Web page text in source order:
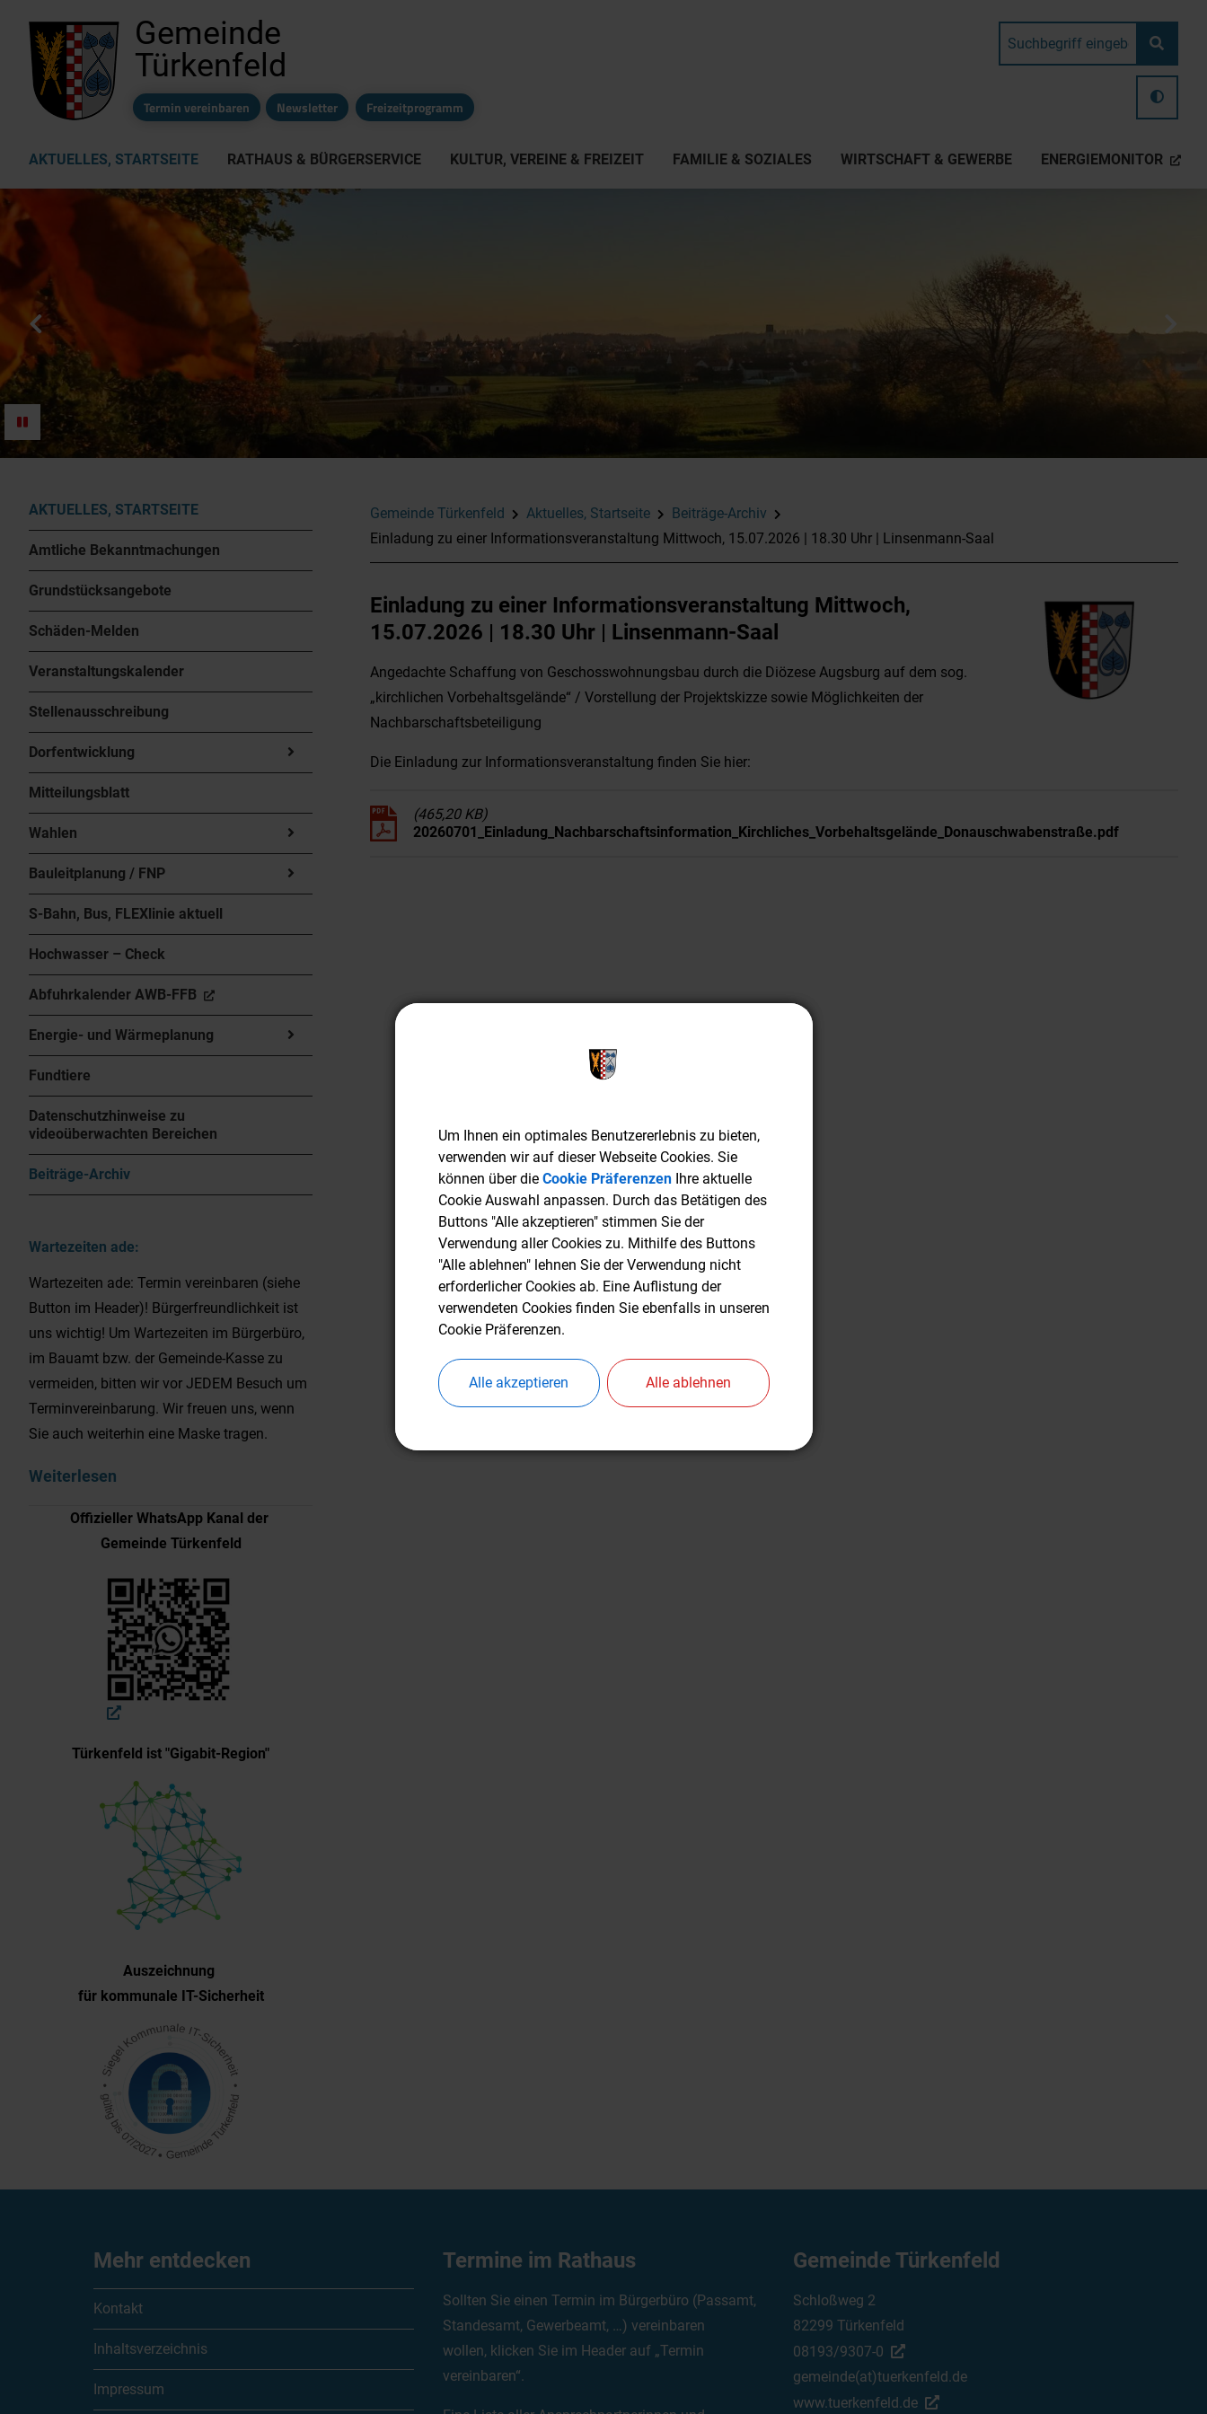
Gemeinde
Türkenfeld
AKTUELLES, STARTSEITE RATHAUS & BÜRGERSERVICE KULTUR, VEREINE & FREIZEIT FAMILIE & SOZIALES WIRTSCHAFT & GEWERBE ENERGIEMONITOR
Termin vereinbaren Newsletter Freizeitprogramm
AKTUELLES, STARTSEITE
Amtliche Bekanntmachungen
Grundstücksangebote
Schäden-Melden
Veranstaltungskalender
Stellenausschreibung
Dorfentwicklung
Mitteilungsblatt
Wahlen
Bauleitplanung / FNP
S-Bahn, Bus, FLEXlinie aktuell
Hochwasser – Check
Abfuhrkalender AWB-FFB
Energie- und Wärmeplanung
Fundtiere
Datenschutzhinweise zu
videoüberwachten Bereichen
Beiträge-Archiv
Wartezeiten ade:
Wartezeiten ade: Termin vereinbaren (siehe
Button im Header)! Bürgerfreundlichkeit ist
uns wichtig! Um Wartezeiten im Bürgerbüro,
im Bauamt bzw. der Gemeinde-Kasse zu
vermeiden, bitten wir vor JEDEM Besuch um
Terminvereinbarung. Wir freuen uns, wenn
Sie auch weiterhin eine Maske tragen.
Weiterlesen
Offizieller WhatsApp Kanal der
Gemeinde Türkenfeld
Türkenfeld ist "Gigabit-Region"
Auszeichnung
für kommunale IT-Sicherheit
Gemeinde Türkenfeld Aktuelles, Startseite
Beiträge-Archiv
Einladung zu einer Informationsveranstaltung Mittwoch, 15.07.2026 | 18.30 Uhr | Linsenmann-Saal
Einladung zu einer Informationsveranstaltung Mittwoch,
15.07.2026 | 18.30 Uhr | Linsenmann-Saal
Angedachte Schaffung von Geschosswohnungsbau durch die Diözese Augsburg auf dem sog.
„kirchlichen Vorbehaltsgelände“ / Vorstellung der Projektskizze sowie Möglichkeiten der
Nachbarschaftsbeteiligung
Die Einladung zur Informationsveranstaltung finden Sie hier:
(465,20 KB)
20260701_Einladung_Nachbarschaftsinformation_Kirchliches_Vorbehaltsgelände_Donauschwabenstraße.pdf
Mehr entdecken
Kontakt
Inhaltsverzeichnis
Impressum
Termine im Rathaus
Sollten Sie einen Termin im Bürgerbüro (Passamt,
Standesamt, Gewerbeamt, …) vereinbaren
wollen, klicken Sie im Header auf „Termin
vereinbaren“.
Gemeinde Türkenfeld
Schloßweg 2
82299 Türkenfeld
08193/9307-0
gemeinde(at)tuerkenfeld.de
www.tuerkenfeld.de
Um Ihnen ein optimales Benutzererlebnis zu bieten,
verwenden wir auf dieser Webseite Cookies. Sie
können über die Cookie PräferenzenIhre aktuelle
Cookie Auswahl anpassen. Durch das Betätigen des
Buttons "Alle akzeptieren" stimmen Sie der
Verwendung aller Cookies zu. Mithilfe des Buttons
"Alle ablehnen" lehnen Sie der Verwendung nicht
erforderlicher Cookies ab. Eine Auflistung der
verwendeten Cookies finden Sie ebenfalls in unseren
Cookie Präferenzen.
Alle akzeptieren Alle ablehnen
Um Ihnen ein optimales Benutzererlebnis zu bieten,
verwenden wir auf dieser Webseite Cookies. Sie
können über die Cookie PräferenzenIhre aktuelle
Cookie Auswahl anpassen. Durch das Betätigen des
Buttons "Alle akzeptieren" stimmen Sie der
Verwendung aller Cookies zu. Mithilfe des Buttons
"Alle ablehnen" lehnen Sie der Verwendung nicht
erforderlicher Cookies ab. Eine Auflistung der
verwendeten Cookies finden Sie ebenfalls in unseren
Cookie Präferenzen.
Alle akzeptieren Alle ablehnen